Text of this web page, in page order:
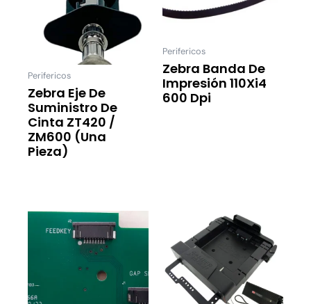
Perifericos
Zebra Eje De
Suministro De
Cinta ZT420 /
ZM600 (una
Pieza)
Perifericos
Zebra Banda De
Impresión 110Xi4
600 Dpi